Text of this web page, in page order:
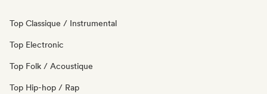
Top Classique / Instrumental
Top Electronic
Top Folk / Acoustique
Top Hip-hop / Rap